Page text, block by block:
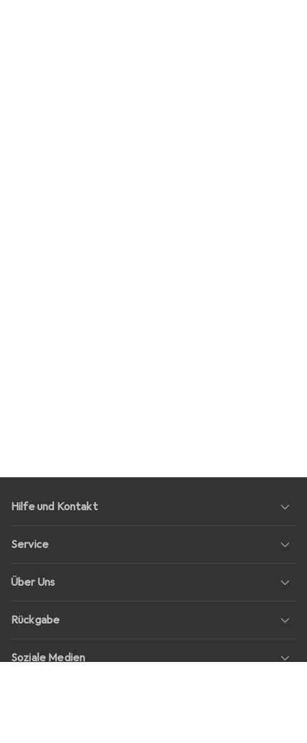
Hilfe und Kontakt
Service
Über Uns
Rückgabe
Soziale Medien